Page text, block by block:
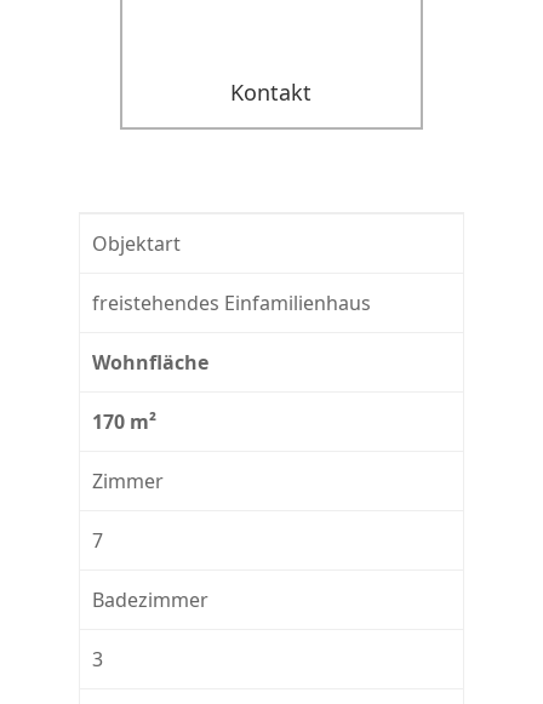
Kontakt
Objektart
freistehendes Einfamilienhaus
Wohnfläche
170 m²
Zimmer
7
Badezimmer
3